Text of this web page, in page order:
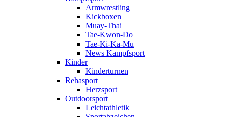
Armwrestling
Kickboxen
Muay-Thai
Tae-Kwon-Do
Tae-Ki-Ka-Mu
News Kampfsport
Kinder
Kinderturnen
Rehasport
Herzsport
Outdoorsport
Leichtathletik